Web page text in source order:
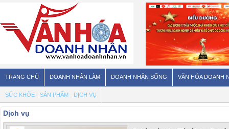
TRANG CHỦ DOANH NHÂN LÀM DOANH NHÂN SỐNG VĂN HÓA DOANH
SỨC KHỎE - SẢN PHẨM - DỊCH VỤ
Dịch vụ